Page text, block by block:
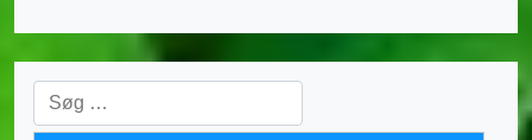
Søg
efter: